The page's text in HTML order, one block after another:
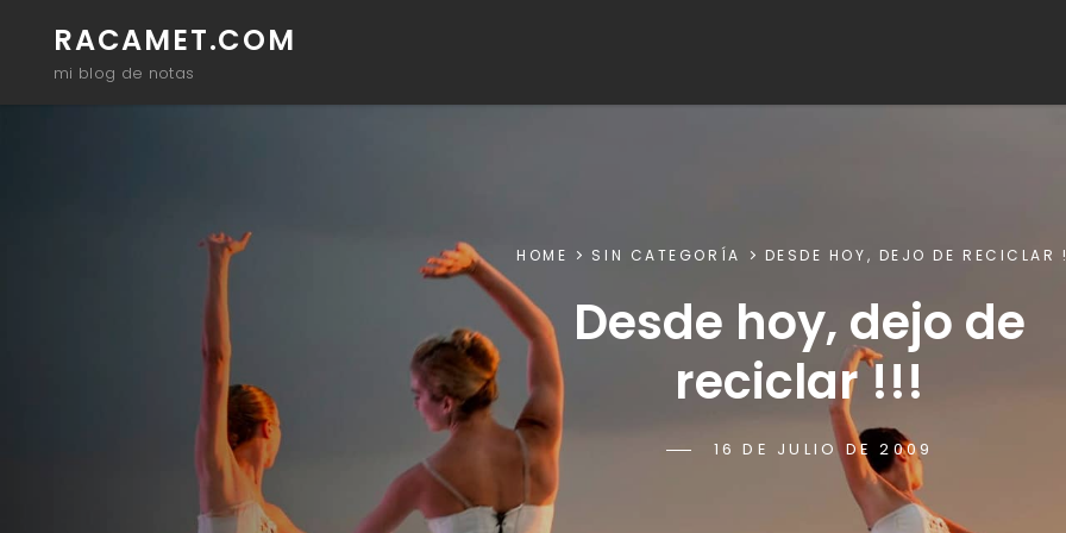
RACAMET.COM
mi blog de notas
HOME SIN CATEGORÍA DESDE HOY, DEJO DE RECICLAR
Desde hoy, dejo de
reciclar !!!
POSTED-
16 DE JULIO DE 2009